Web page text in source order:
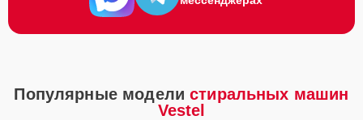
Популярные моделистиральных машин
Vestel